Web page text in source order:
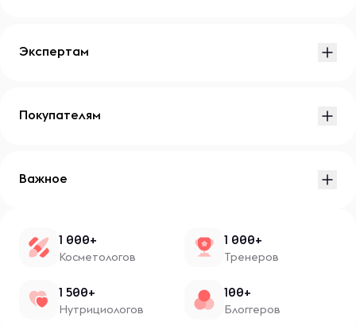
Экспертам
Покупателям
Важное
1 000+
Косметологов
1 000+
Тренеров
1 500+
Нутрициологов
100+
Блоггеров